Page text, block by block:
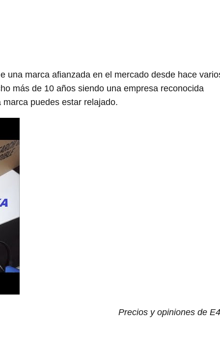
una marca afianzada en el mercado desde hace
más de 10 años siendo una empresa reconocida
puedes estar relajado.
Precios y opiniones de